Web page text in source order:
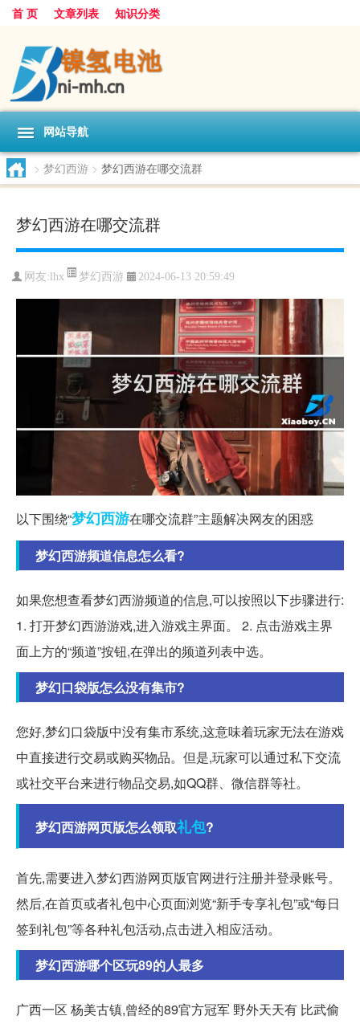
首 页 文章列表 知识分类
网站导航
> 梦幻西游 > 梦幻西游在哪交流群
梦幻西游在哪交流群
网友:lhx 梦幻西游 2024-06-13 20:59:49
以下围绕“梦幻西游在哪交流群”主题解决网友的困惑
梦幻西游频道信息怎么看?
如果您想查看梦幻西游频道的信息,可以按照以下步骤进行:
1. 打开梦幻西游游戏,进入游戏主界面。 2. 点击游戏主界
面上方的“频道”按钮,在弹出的频道列表中选。
梦幻口袋版怎么没有集市?
您好,梦幻口袋版中没有集市系统,这意味着玩家无法在游戏
中直接进行交易或购买物品。但是,玩家可以通过私下交流
或社交平台来进行物品交易,如QQ群、微信群等社。
梦幻西游网页版怎么领取礼包?
首先,需要进入梦幻西游网页版官网进行注册并登录账号。
然后,在首页或者礼包中心页面浏览“新手专享礼包”或“每日
签到礼包”等各种礼包活动,点击进入相应活动。
梦幻西游哪个区玩89的人最多
广西一区 杨美古镇,曾经的89官方冠军 野外天天有 比武偷